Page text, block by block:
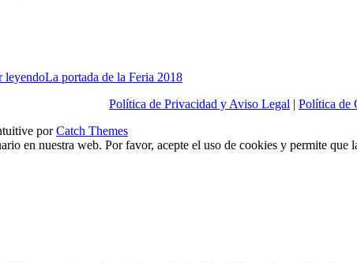
leyendoLa portada de la Feria 2018
Política de Privacidad y Aviso Legal | Política de
porCatch Themes
en nuestra web. Por favor, acepte el uso de cookies y permite que